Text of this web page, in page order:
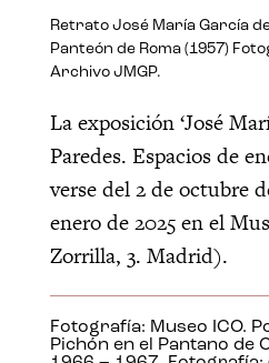
Retrato José María García
Panteón de Roma (1957)
Archivo JMGP.
La exposición ‘José
Paredes. Espacios de
verse del 2 de octubre
enero de 2025 en el
Zorrilla, 3. Madrid).
Fotografía: Museo ICO.
Pichón en el Pantano de